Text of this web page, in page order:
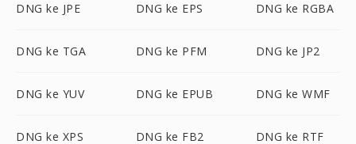
DNG ke JPE DNG ke EPS DNG ke RGBA
DNG ke TGA DNG ke PFM DNG ke JP2
DNG ke YUV DNG ke EPUB DNG ke WMF
DNG ke XPS DNG ke FB2 DNG ke RTF